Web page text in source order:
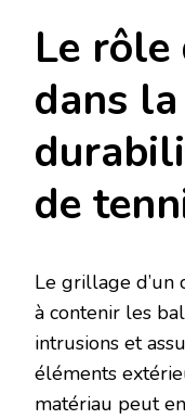
Le
dans
de
Le grillage d’un
à contenir les
intrusions et
éléments
matériau peut